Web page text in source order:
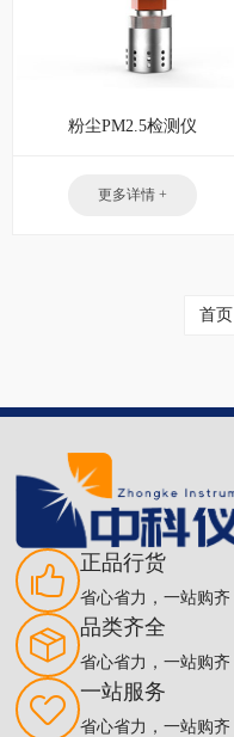
粉尘PM2.5检测仪
更多详情 +
首页
正品行货
省心省力，一站购齐
品类齐全
省心省力，一站购齐
一站服务
省心省力，一站购齐